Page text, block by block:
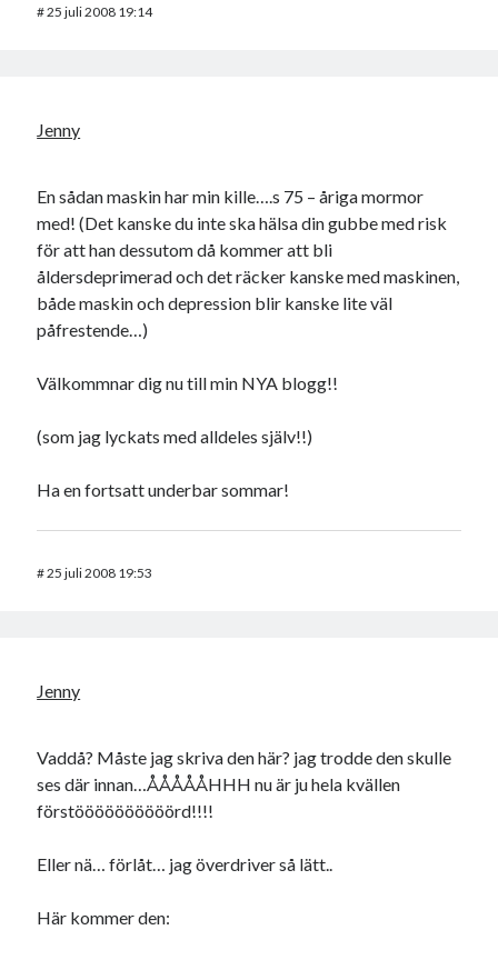
#25 juli 2008 19:14
Jenny
En sådan maskin har min kille….s 75 – åriga mormor
med! (Det kanske du inte ska hälsa din gubbe med risk
för att han dessutom då kommer att bli
åldersdeprimerad och det räcker kanske med maskinen,
både maskin och depression blir kanske lite väl
påfrestende…)
Välkommnar dig nu till min NYA blogg!!
(som jag lyckats med alldeles själv!!)
Ha en fortsatt underbar sommar!
#25 juli 2008 19:53
Jenny
Vaddå? Måste jag skriva den här? jag trodde den skulle
ses där innan…ÅÅÅÅÅHHH nu är ju hela kvällen
förstöööööööööörd!!!!
Eller nä… förlåt… jag överdriver så lätt..
Här kommer den: